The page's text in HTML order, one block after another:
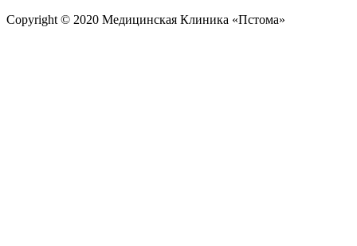
Copyright © 2020 Медицинская Клиника «Пстома»